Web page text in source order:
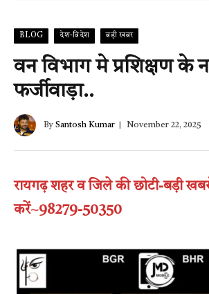
BLOG देश-विदेश बड़ी खबर
वन विभाग मे प्रशिक्षण के
फर्जीवाड़ा..
By Santosh Kumar November 22, 2025
रायगढ़ शहर व जिले की छोटी-बड़ी
करें~98279-50350